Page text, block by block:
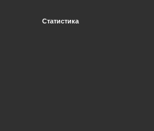
Статистика